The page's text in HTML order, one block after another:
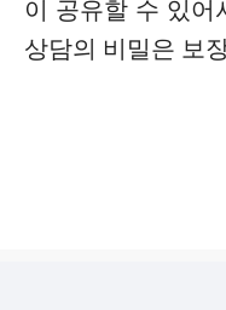
이 공유할 수 있
상담의 비밀은 보